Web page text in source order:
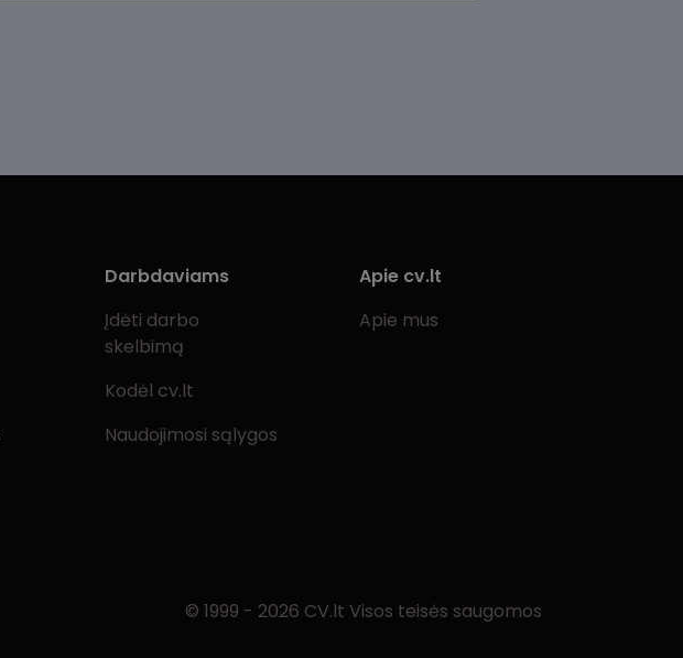
Darbdaviams
Įdėti darbo
skelbimą
Kodėl cv.lt
Naudojimosi sąlygos
Apie cv.lt
Apie mus
© 1999 - 2026 CV.lt Visos teisės saugomos